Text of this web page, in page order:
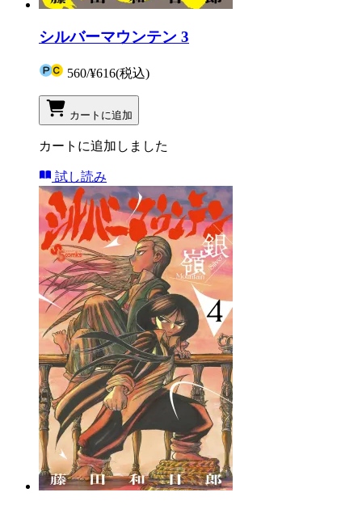
シルバーマウンテン 3
560/¥616(税込)
カートに追加
カートに追加しました
試し読み